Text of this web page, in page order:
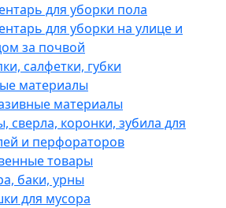
для уборки пола
для уборки на улице и
за почвой
салфетки, губки
материалы
материалы
сверла, коронки, зубила для
и перфораторов
товары
баки, урны
для мусора